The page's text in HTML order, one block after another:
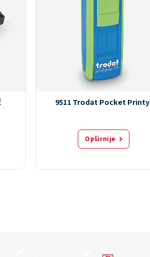
9511 Trodat Pocket Printy
Opširnije